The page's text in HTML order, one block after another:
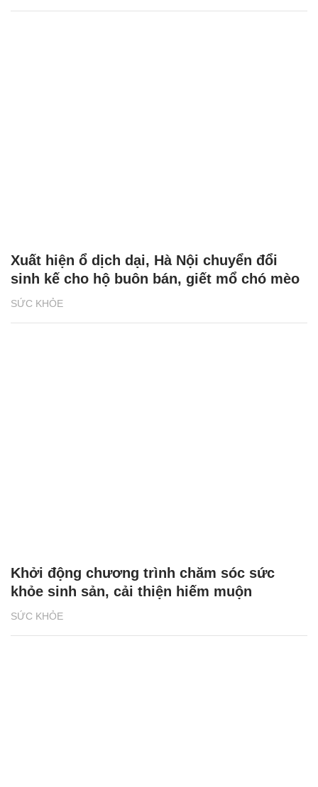
SỨC KHỎE
Xuất hiện ổ dịch dại, Hà Nội chuyển đổi
sinh kế cho hộ buôn bán, giết mổ chó mèo
SỨC KHỎE
Khởi động chương trình chăm sóc sức
khỏe sinh sản, cải thiện hiếm muộn